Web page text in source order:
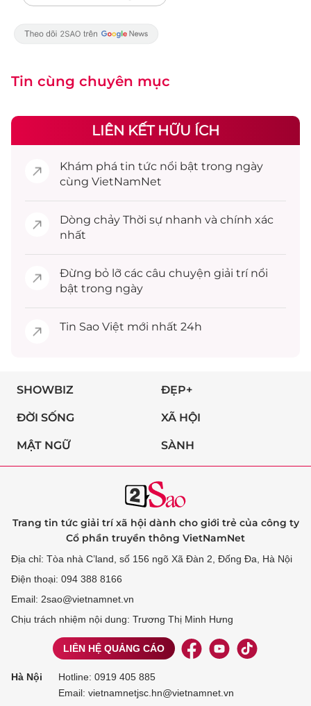
Tin cùng chuyên mục
LIÊN KẾT HỮU ÍCH
Khám phá tin tức nổi bật trong ngày
cùng VietNamNet
Dòng chảy Thời sự nhanh và chính xác
nhất
Đừng bỏ lỡ các câu chuyện giải trínổi
bật trong ngày
Tin Sao Việt mới nhất 24h
SHOWBIZ ĐẸP+
ĐỜI SỐNG XÃ HỘI
MẬT NGỮ SÀNH
Trang tin tức giải trí xã hội dành cho giới trẻ của công ty
Cổ phần truyền thông VietNamNet
Địa chỉ: Tòa nhà C’land, số 156 ngõ Xã Đàn 2, Đống Đa, Hà Nội
Điện thoại: 094 388 8166
Email: 2sao@vietnamnet.vn
Chịu trách nhiệm nội dung: Trương Thị Minh Hưng
LIÊN HỆ QUẢNG CÁO
Hà Nội Hotline: 0919 405 885
Email: vietnamnetjsc.hn@vietnamnet.vn